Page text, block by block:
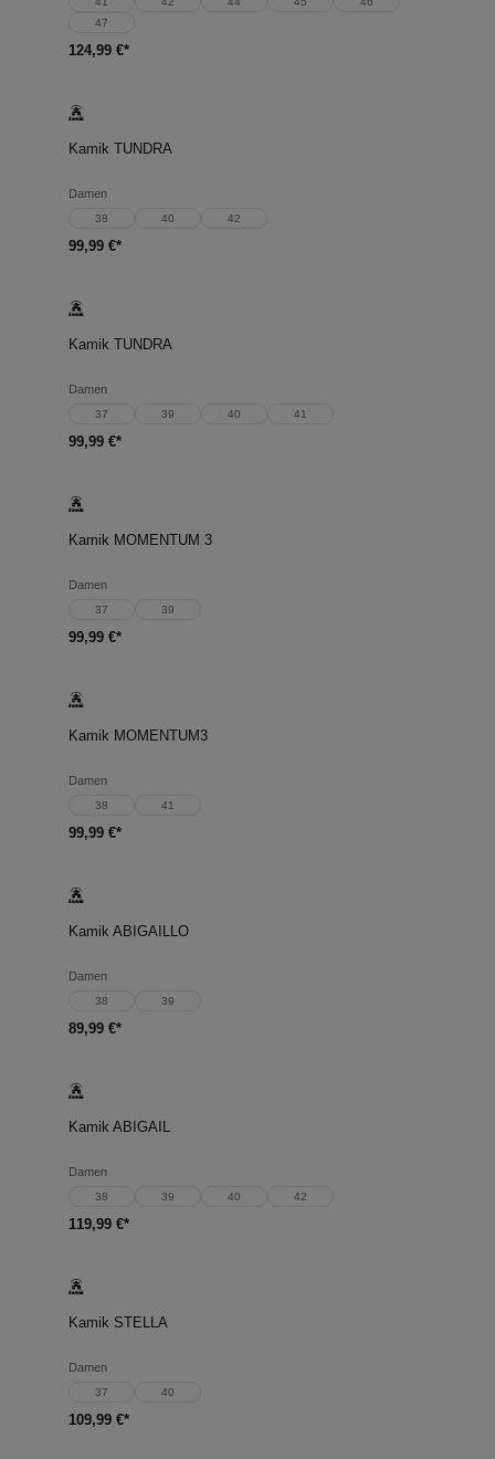
47
124,99 €*
Kamik TUNDRA
Damen
38 40 42
99,99 €*
Kamik TUNDRA
Damen
37 39 40 41
99,99 €*
Kamik MOMENTUM 3
Damen
37 39
99,99 €*
Kamik MOMENTUM3
Damen
38 41
99,99 €*
Kamik ABIGAILLO
Damen
38 39
89,99 €*
Kamik ABIGAIL
Damen
38 39 40 42
119,99 €*
Kamik STELLA
Damen
37 40
109,99 €*